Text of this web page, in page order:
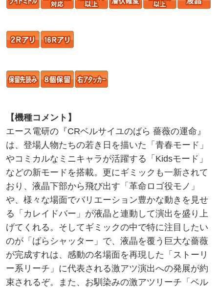
【機種コメント】
エース電研の『CRベルサイユのばら 薔薇の運命』
は、登場人物たちの若き日を描いた「青春モード」
やコミカルなミニキャラが活躍する「Kidsモード」
などの新モードを搭載。更にギミックも一新されて
おり、液晶下部から飛び出す「革命ロゴ役モノ」
や、様々な場面でバリエーション豊かな動きを見せ
る「カレイドバー」が液晶と連動して演出を盛り上
げてくれる。そしてギミックの中で特に注目したい
のが「ばらシャッター」で、液晶を覆う巨大な薔薇
が完成すれは、感動の名場面を再現した「ストーリ
ー系リーチ」に代表される激アツ演出への発展が約
束されるぞ。また、お馴染みの激アツリーチ「ベル